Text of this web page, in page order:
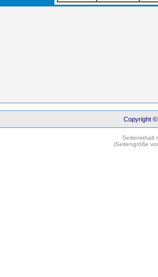
Copyright ©
Seiteninhalt
(Seitengröße